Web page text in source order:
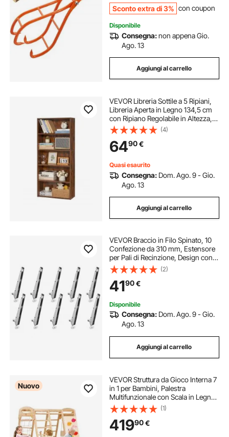
Sconto extra di 3% con coupon
Disponibile
Consegna:non appena Gio.
Ago. 13
Aggiungi al carrello
VEVOR Libreria Sottile a 5 Ripiani,
Libreria Aperta in Legno 134,5 cm
con Ripiano Regolabile in Altezza,
Espositore da Pavimento Alto
Autoportante, Scaffale per
Biblioteca, Soggiorno, Ufficio,
Marrone
(4)
6490€
Quasi esaurito
Consegna: Dom. Ago. 9 - Gio.
Ago. 13
Aggiungi al carrello
VEVOR Braccio in Filo Spinato, 10
Confezione da 310 mm, Estensore
per Pali di Recinzione, Design con
Staffa a U, Estensore per Altezza
Recinzione in Acciaio Zincato, per
Legno e Cemento
(2)
4190€
Disponibile
Consegna: Dom. Ago. 9 - Gio.
Ago. 13
Aggiungi al carrello
Nuovo
VEVOR Struttura da Gioco Interna 7
in 1 per Bambini, Palestra
Multifunzionale con Scala in Legno
e Corda Altalena Sbarra Scivolo
Parete da Arrampicata, per
Divertimento al Coperto con Più
Bambini
(1)
41990€